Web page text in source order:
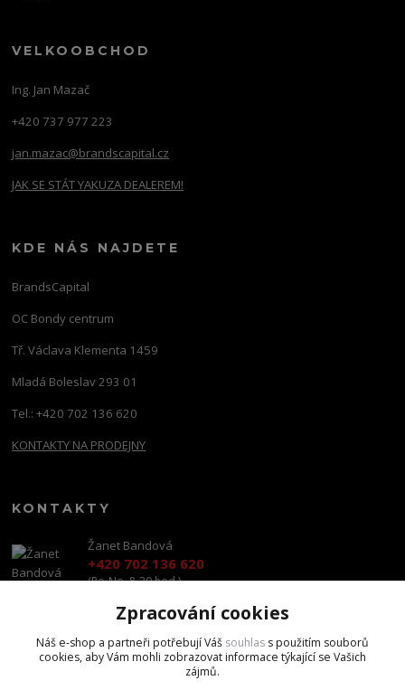
VELKOOBCHOD
Ing. Jan Mazač
+420 737 977 223
jan.mazac@brandscapital.cz
JAK SE STÁT YAKUZA DEALEREM!
KDE NÁS NAJDETE
BrandsCapital
OC Bondy centrum
Tř. Václava Klementa 1459
Mladá Boleslav 293 01
Tel.: +420 702 136 620
KONTAKTY NA PRODEJNY
KONTAKTY
Žanet Bandová
+420 702 136 620
(Po-Ne, 8-20 hod.)
shop@brandscapital.cz
Zpracování cookies
Náš e-shop a partneři potřebují Váš souhlas s použitím souborů
cookies, aby Vám mohli zobrazovat informace týkající se Vašich
zájmů.